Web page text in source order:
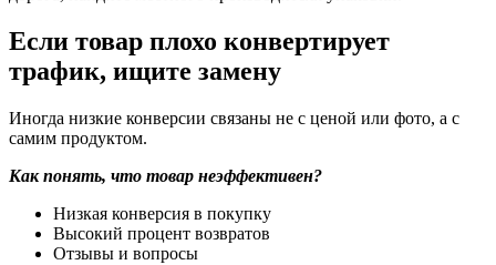
Если товар плохо конвертирует
трафик, ищите замену
Иногда низкие конверсии связаны не с ценой или фото, а с
самим продуктом.
Как понять, что товар неэффективен?
Низкая конверсия в покупку
Высокий процент возвратов
Отзывы и вопросы